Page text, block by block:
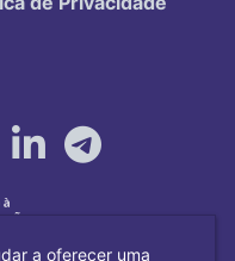
a oferecer uma